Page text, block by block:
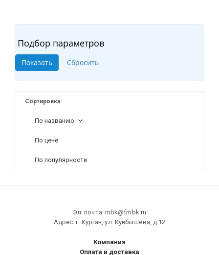
Подбор параметров
Сортировка:
По названию
По цене
По популярности
Эл. почта: mbk@fmbk.ru
Адрес: г. Курган, ул. Куйбышева, д.12
Компания
Оплата и доставка